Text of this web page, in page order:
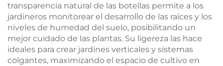
transparencia natural de las botellas permite a los
jardineros monitorear el desarrollo de las raíces y los
niveles de humedad del suelo, posibilitando un
mejor cuidado de las plantas. Su ligereza las hace
ideales para crear jardines verticales y sistemas
colgantes, maximizando el espacio de cultivo en